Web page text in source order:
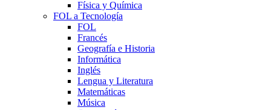
Física y Química
FOL a Tecnología
FOL
Francés
Geografía e Historia
Informática
Inglés
Lengua y Literatura
Matemáticas
Música